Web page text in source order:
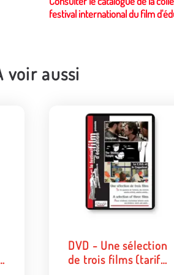
festival international du film
voir aussi
DVD - Une sélection
de trois films (tarif